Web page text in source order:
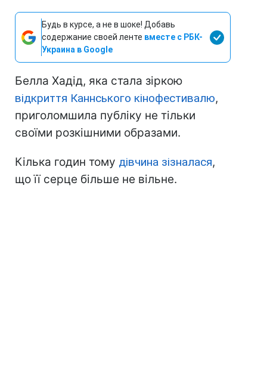
Будь в курсе, а не в шоке! Добавь
содержание своей ленте вместе с РБК-
Украина в Google
Белла Хадід, яка стала зіркою
відкриття Каннського кінофестивалю,
приголомшила публіку не тільки
своїми розкішними образами.
Кілька годин тому дівчина зізналася,
що її серце більше не вільне.